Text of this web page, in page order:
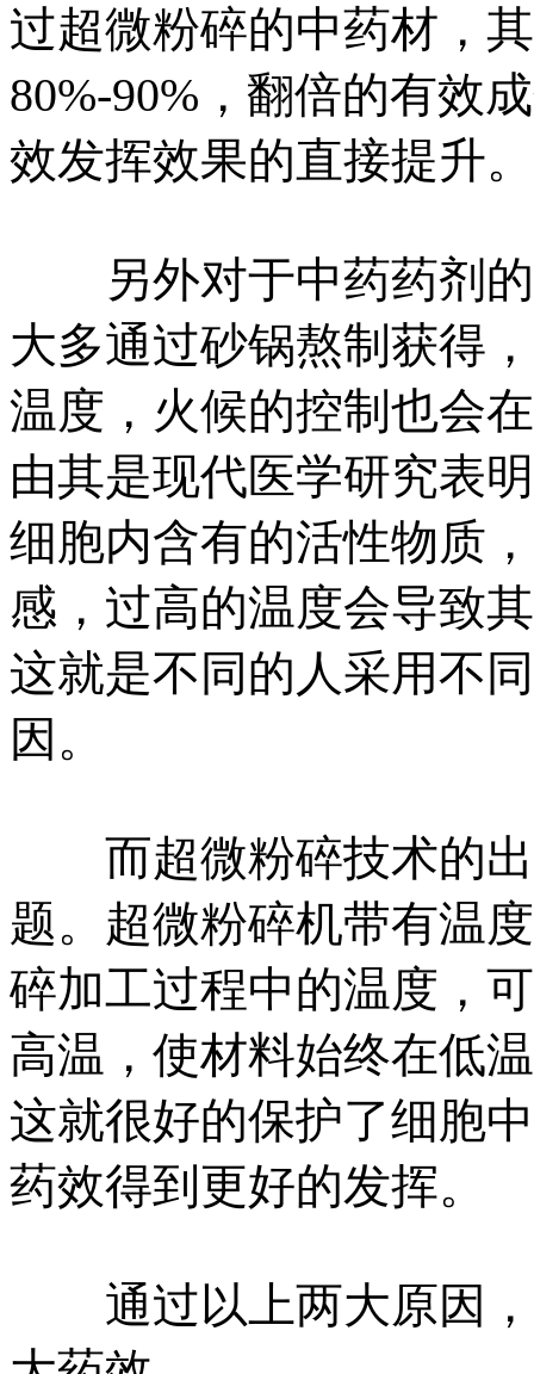
过超微粉碎的中药材，
80%-90%，翻倍的有效
效发挥效果的直接提升。
另外对于中药药剂的
大多通过砂锅熬制获得
温度，火候的控制也会
由其是现代医学研究表
细胞内含有的活性物质
感，过高的温度会导致
这就是不同的人采用不
因。
而超微粉碎技术的出
题。超微粉碎机带有温
碎加工过程中的温度，
高温，使材料始终在低
这就很好的保护了细胞
药效得到更好的发挥。
通过以上两大原因，